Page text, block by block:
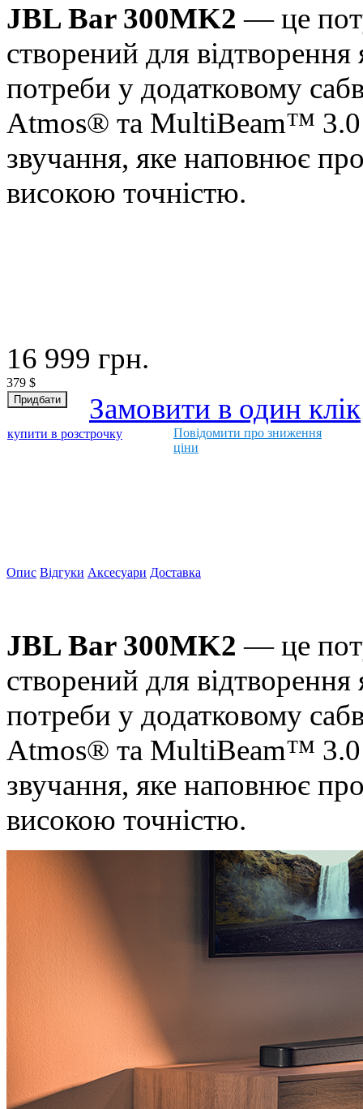
JBL Bar 300MK2 — це
створений для відтворення
потреби у додатковому
Atmos® та MultiBeam™ 3.0
звучання, яке наповнює
високою точністю.
16 999 грн.
379 $
Замовити в один клік
купити в розстрочку
Повідомити про зниження
ціни
Опис Відгуки Аксесуари Доставка
JBL Bar 300MK2 — це
створений для відтворення
потреби у додатковому
Atmos® та MultiBeam™ 3.0
звучання, яке наповнює
високою точністю.